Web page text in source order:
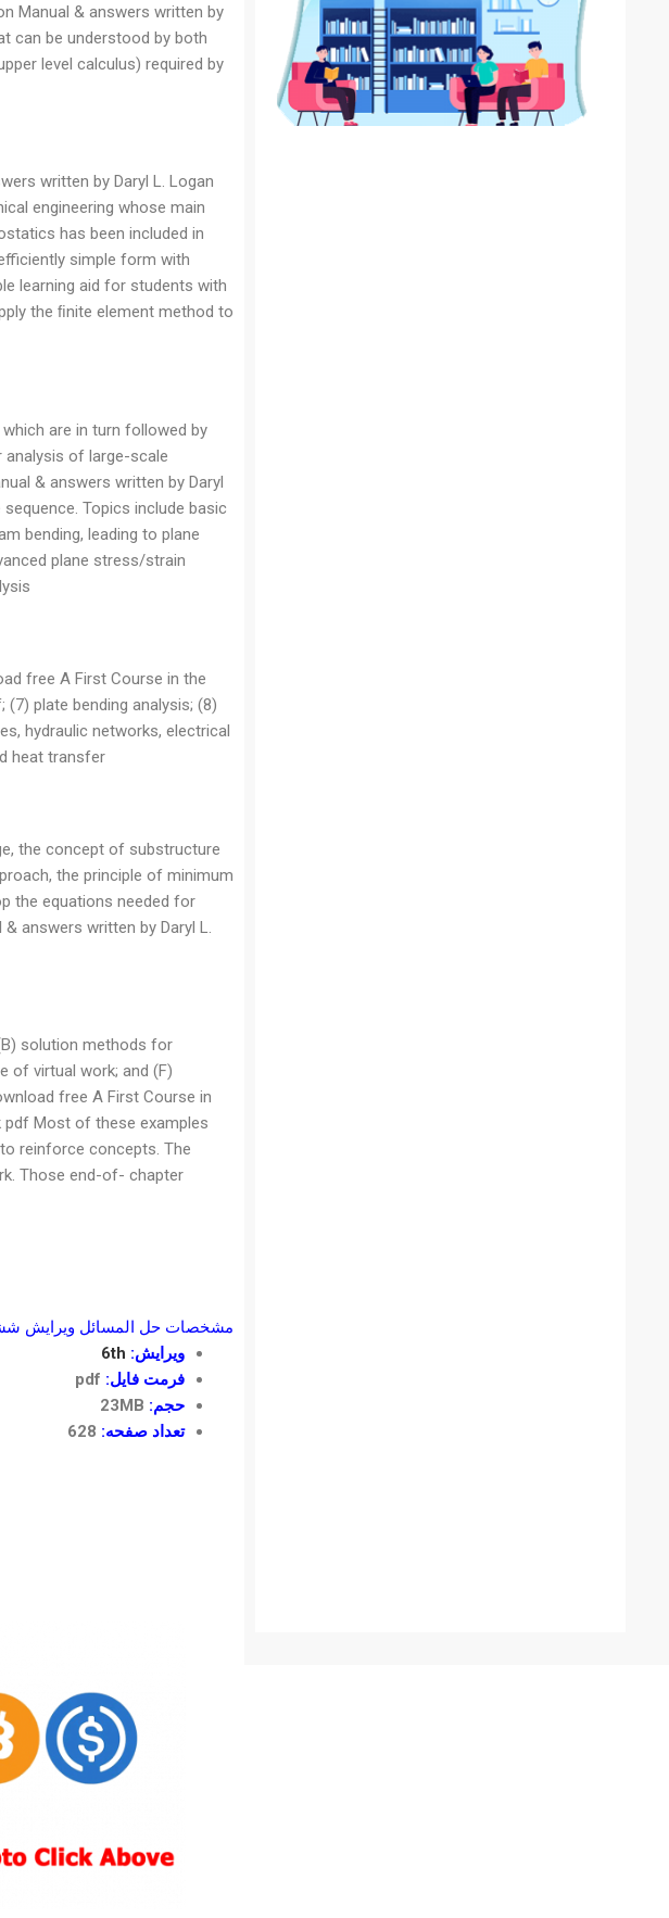
Manual & answers written by
can be understood by both
level calculus) required by
written by Daryl L. Logan
engineering whose main
has been included in
simple form with
learning aid for students with
the ﬁnite element method to
are in turn followed by
of large-scale
& answers written by Daryl
Topics include basic
bending, leading to plane
plane stress/strain
.
free A First Course in the
plate bending analysis; (8)
hydraulic networks, electrical
heat transfer.
the concept of substructure
the principle of minimum
the equations needed for
answers written by Daryl L.
solution methods for
of virtual work; and (F)
free A First Course in
pdf Most of these examples
reinforce concepts. The
Those end-of- chapter
مشخصات حل المسائل ویرایش
ویرایش: 6th
فرمت فایل:
حجم:
تعداد صفحه: